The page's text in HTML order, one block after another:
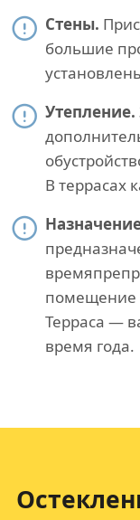
Стены.
большие
Утепление.
В террасах
помещение
Терраса —
время года.